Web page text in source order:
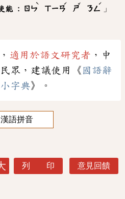
能 : ㄖㄣ
ˋ
ㄒㄧㄢ
ˊ
ㄕ
ˇ
ㄋㄥ
ˊ
」
適用於語文研究者 ，中
眾，建議使用《 國語辭
字典》。
漢語拼音
列 印 意見回饋